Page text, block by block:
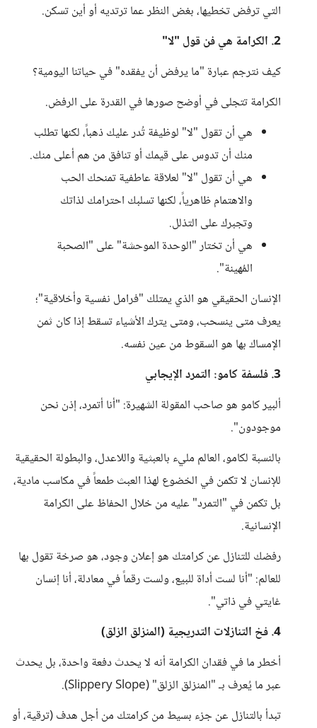
التي ترفض تخطيها، بغض النظر عما ترتديه أو أين تسكن.
2. الكرامة هي فن قول "لا"
كيف نترجم عبارة "ما يرفض أن يفقده" في حياتنا اليومية؟
الكرامة تتجلى في أوضح صورها في القدرة على الرفض.
هي أن تقول "لا" لوظيفة تُدر عليك ذهباً، لكنها تطلب
منك أن تدوس على قيمك أو تنافق من هم أعلى منك.
هي أن تقول "لا" لعلاقة عاطفية تمنحك الحب
والاهتمام ظاهرياً، لكنها تسلبك احترامك لذاتك
وتجبرك على التذلل.
هي أن تختار "الوحدة الموحشة" على "الصحبة
المُهينة".
الإنسان الحقيقي هو الذي يمتلك "فرامل نفسية وأخلاقية"؛
يعرف متى ينسحب، ومتى يترك الأشياء تسقط إذا كان ثمن
الإمساك بها هو السقوط من عين نفسه.
3. فلسفة كامو: التمرد الإيجابي
ألبير كامو هو صاحب المقولة الشهيرة: "أنا أتمرد، إذن نحن
موجودون".
بالنسبة لكامو، العالم مليء بالعبثية واللاعدل، والبطولة الحقيقية
للإنسان لا تكمن في الخضوع لهذا العبث طمعاً في مكاسب مادية،
بل تكمن في "التمرد" عليه من خلال الحفاظ على الكرامة
الإنسانية.
رفضك للتنازل عن كرامتك هو إعلان وجود، هو صرخة تقول بها
للعالم: "أنا لست أداة للبيع، ولست رقماً في معادلة، أنا إنسان
غايتي في ذاتي".
4. فخ التنازلات التدريجية (المنزلق الزلق)
أخطر ما في فقدان الكرامة أنه لا يحدث دفعة واحدة، بل يحدث
عبر ما يُعرف بـ "المنزلق الزلق" (Slippery Slope).
تبدأ بالتنازل عن جزء بسيط من كرامتك من أجل هدف (ترقية، أو